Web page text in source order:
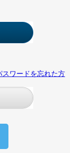
スワードを忘れた方